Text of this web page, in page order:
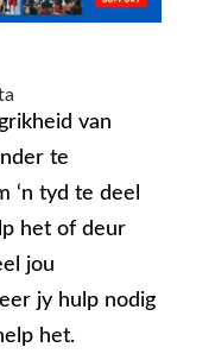
van
te
‘n tyd te deel
het of deur
jou
jy hulp nodig
het.